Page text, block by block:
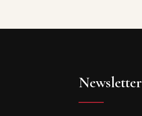
Newsletter